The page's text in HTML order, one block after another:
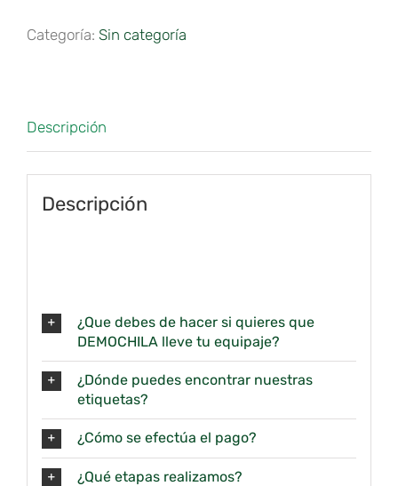
Categoría: Sin categoría
Descripción
Descripción
¿Que debes de hacer si quieres que
DEMOCHILA lleve tu equipaje?
¿Dónde puedes encontrar nuestras
etiquetas?
¿Cómo se efectúa el pago?
¿Qué etapas realizamos?